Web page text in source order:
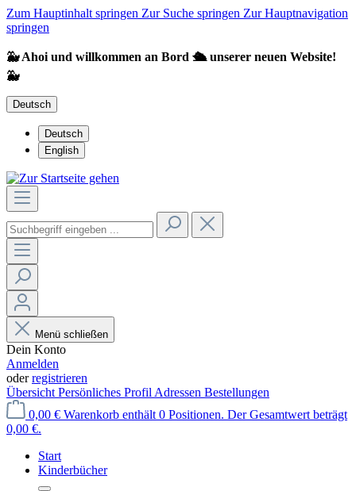
Zum Hauptinhalt springen Zur Suche springen Zur Hauptnavigation
springen
🐳 Ahoi und willkommen an Bord 🛳️ unserer neuen Website!
🐳
Deutsch
Deutsch
English
Menü schließen
Dein Konto
Anmelden
oderregistrieren
Übersicht Persönliches Profil Adressen Bestellungen
0,00 € Warenkorb enthält 0 Positionen. Der Gesamtwert beträgt
0,00 €.
Start
Kinderbücher